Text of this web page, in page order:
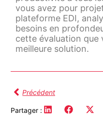
vous avez pour
plateforme EDI,
besoins en
cette évaluation que
meilleure solution.
Précédent
Partager :